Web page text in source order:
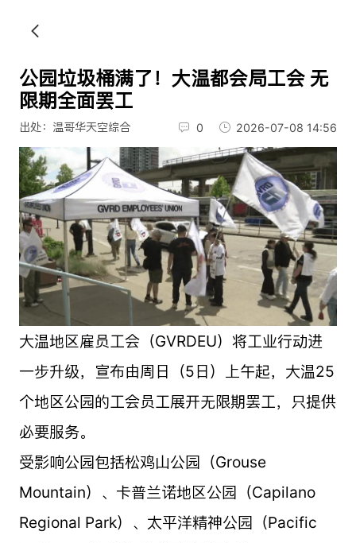
公园垃圾桶满了！大温都会局工会 无
限期全面罢工
出处：温哥华天空综合 0 2026-07-08 14:56
大温地区雇员工会（GVRDEU）将工业行动进
一步升级，宣布由周日（5日）上午起，大温25
个地区公园的工会员工展开无限期罢工，只提供
必要服务。
受影响公园包括松鸡山公园（Grouse
Mountain）、卡普兰诺地区公园（Capilano
Regional Park）、太平洋精神公园（Pacific